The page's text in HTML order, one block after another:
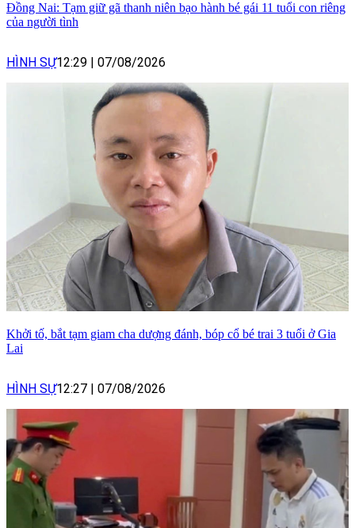
Đồng Nai: Tạm giữ gã thanh niên bạo hành bé gái 11 tuổi con riêng
của người tình
HÌNH SỰ12:29 07/08/2026
Khởi tố, bắt tạm giam cha dượng đánh, bóp cổ bé trai 3 tuổi ở Gia
Lai
HÌNH SỰ12:27 07/08/2026